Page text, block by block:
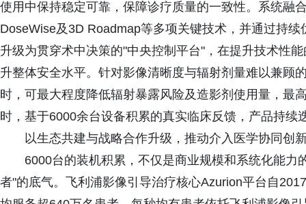
使用中保持稳定可靠，保障诊疗质量的一致性。系统融
DoseWise及3D Roadmap等多项关键技术，并通过持
升级为贯穿术中决策的"中央控制平台"，在提升技术性
升整体安全水平。针对影像清晰度与辐射剂量难以兼顾
时，可最大程度降低辐射暴露风险及造影剂使用量，最
时，基于6000余台设备积累的真实临床反馈，产品持
以生态共建与战略合作升级，推动介入医学协同创
6000台的装机积累，不仅是商业规模和系统化能
者"的底气。飞利浦影像引导治疗核心Azurion平台自